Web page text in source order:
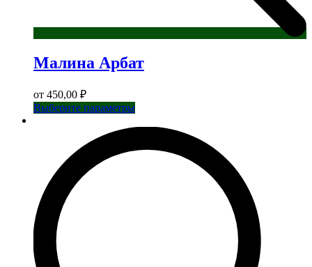
Малина Арбат
от 450,00 ₽
Выберите параметрыЭтот
вариаций.